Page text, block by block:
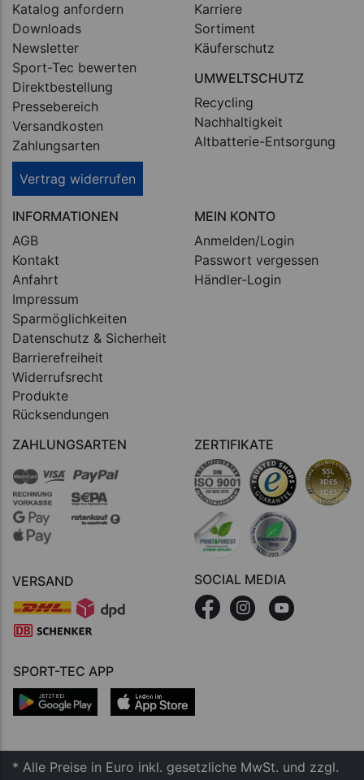
Katalog anfordern
Downloads
Newsletter
Sport-Tec bewerten
Direktbestellung
Pressebereich
Versandkosten
Zahlungsarten
Vertrag widerrufen
Karriere
Sortiment
Käuferschutz
UMWELTSCHUTZ
Recycling
Nachhaltigkeit
Altbatterie-Entsorgung
INFORMATIONEN
AGB
Kontakt
Anfahrt
Impressum
Sparmöglichkeiten
Datenschutz & Sicherheit
Barrierefreiheit
Widerrufsrecht
Produkte
Rücksendungen
MEIN KONTO
Anmelden/Login
Passwort vergessen
Händler-Login
ZAHLUNGSARTEN
VERSAND
ZERTIFIKATE
SOCIAL MEDIA
SPORT-TEC APP
* Alle Preise in Euro inkl. gesetzliche MwSt. und zzgl.